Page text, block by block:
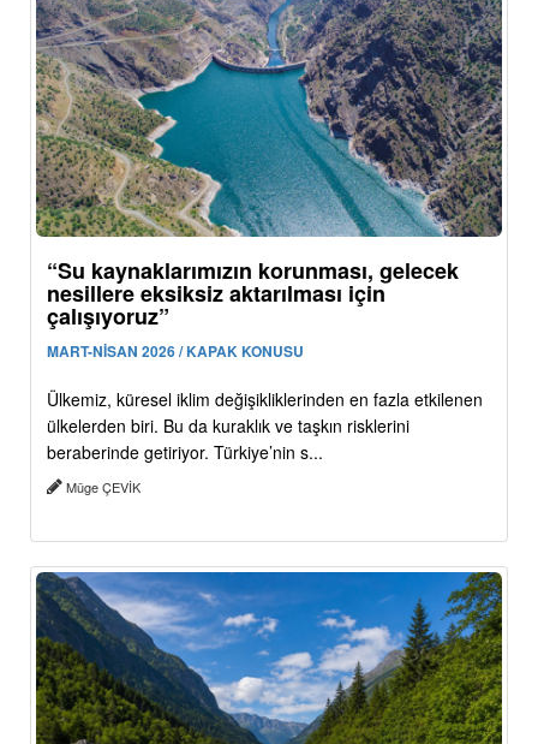
“Su kaynaklarımızın korunması, gelecek
nesillere eksiksiz aktarılması için
çalışıyoruz”
MART-NİSAN 2026 / KAPAK KONUSU
Ülkemiz, küresel iklim değişikliklerinden en fazla etkilenen
ülkelerden biri. Bu da kuraklık ve taşkın risklerini
beraberinde getiriyor. Türkiye’nin s...
Müge ÇEVİK